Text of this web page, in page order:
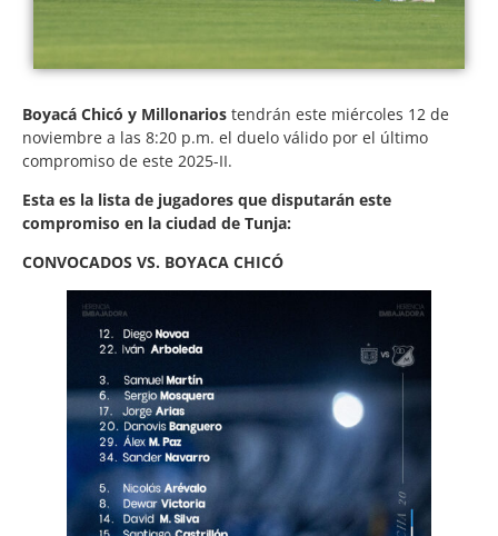
Boyacá Chicó y Millonarios tendrán este miércoles 12 de
noviembre a las 8:20 p.m. el duelo válido por el último
compromiso de este 2025-II.
Esta es la lista de jugadores que disputarán este
compromiso en la ciudad de Tunja:
CONVOCADOS VS. BOYACA CHICÓ